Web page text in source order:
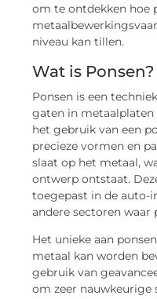
om te ontdekken hoe
niveau kan tillen.
Wat is Ponsen?
Ponsen is een
gaten in
het gebruik van een
precieze vormen en
slaat op het metaal,
ontwerp ontstaat.
toegepast in de auto-
andere sectoren waar
Het unieke aan
metaal kan worden
gebruik van
om zeer nauwkeurige